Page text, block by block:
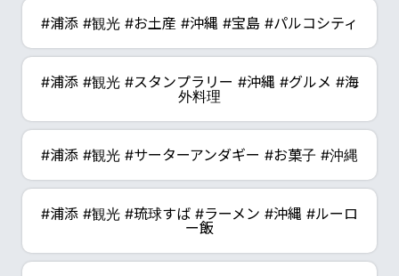
#浦添 #観光 #お土産 #沖縄 #宝島 #パルコシティ
#浦添 #観光 #スタンプラリー #沖縄 #グルメ #海
外料理
#浦添 #観光 #サーターアンダギー #お菓子 #沖縄
#浦添 #観光 #琉球すば #ラーメン #沖縄 #ルーロ
ー飯